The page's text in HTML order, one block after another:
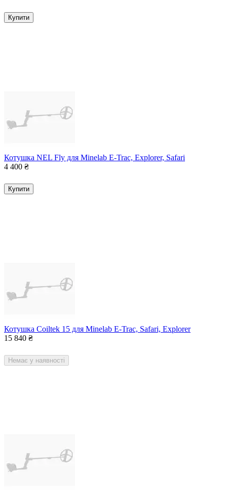
Купити
Котушка NEL Fly для Minelab E-Trac, Explorer, Safari
4 400 ₴
Купити
Котушка Coiltek 15 для Minelab E-Trac, Safari, Explorer
15 840 ₴
Немає у наявності